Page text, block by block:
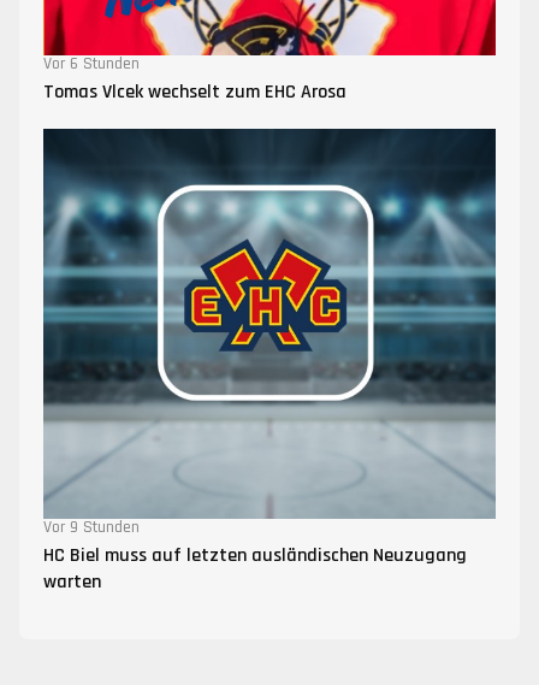
Vor 6 Stunden
Tomas Vlcek wechselt zum EHC Arosa
Vor 9 Stunden
HC Biel muss auf letzten ausländischen Neuzugang
warten